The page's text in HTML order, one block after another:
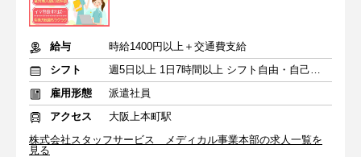
給与
時給1400円以上＋交通費支給
シフト
週5日以上 1日7時間以上 シフト自由・自己申告
雇用形態
派遣社員
アクセス
大阪上本町駅
株式会社スタッフサービス メディカル事業本部の求人一覧を
見る